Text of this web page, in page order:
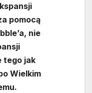
pomocą
nie
tego jak
Wielkim